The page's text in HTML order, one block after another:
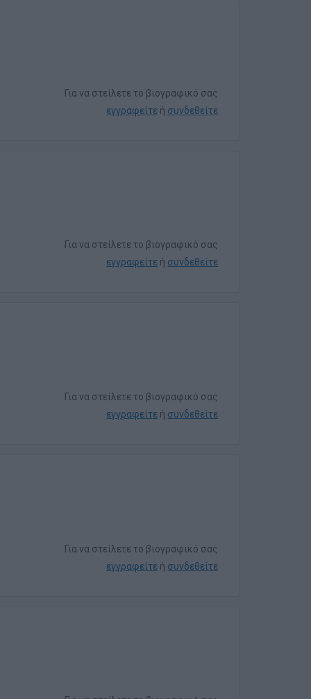
Για να στείλετε το βιογραφικό σας
εγγραφείτε ή συνδεθείτε
Για να στείλετε το βιογραφικό σας
εγγραφείτε ή συνδεθείτε
Για να στείλετε το βιογραφικό σας
εγγραφείτε ή συνδεθείτε
Για να στείλετε το βιογραφικό σας
εγγραφείτε ή συνδεθείτε